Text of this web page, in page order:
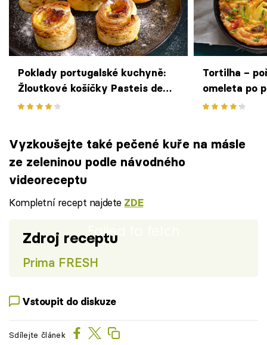
Poklady portugalské kuchyně:
Žloutkové košíčky Pasteis de
nata
Tortilha –
omeleta po
Vyzkoušejte také pečené kuře na másle
ze zeleninou podle návodného
videoreceptu
Kompletní recept najdete ZDE
Failed to fetch
Zdroj receptu
Prima FRESH
Vstoupit do diskuze
Sdílejte článek